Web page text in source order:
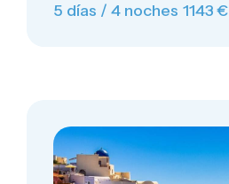
5 días / 4 noches 1143 €